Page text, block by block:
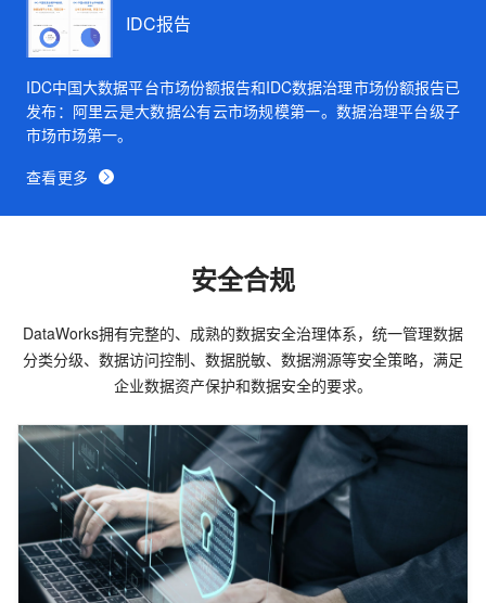
IDC报告
IDC中国大数据平台市场份额报告和IDC数据治理市场份额报告已
发布：阿里云是大数据公有云市场规模第一。数据治理平台级子
市场市场第一。
查看更多
安全合规
DataWorks拥有完整的、成熟的数据安全治理体系，统一管理数据
分类分级、数据访问控制、数据脱敏、数据溯源等安全策略，满足
企业数据资产保护和数据安全的要求。